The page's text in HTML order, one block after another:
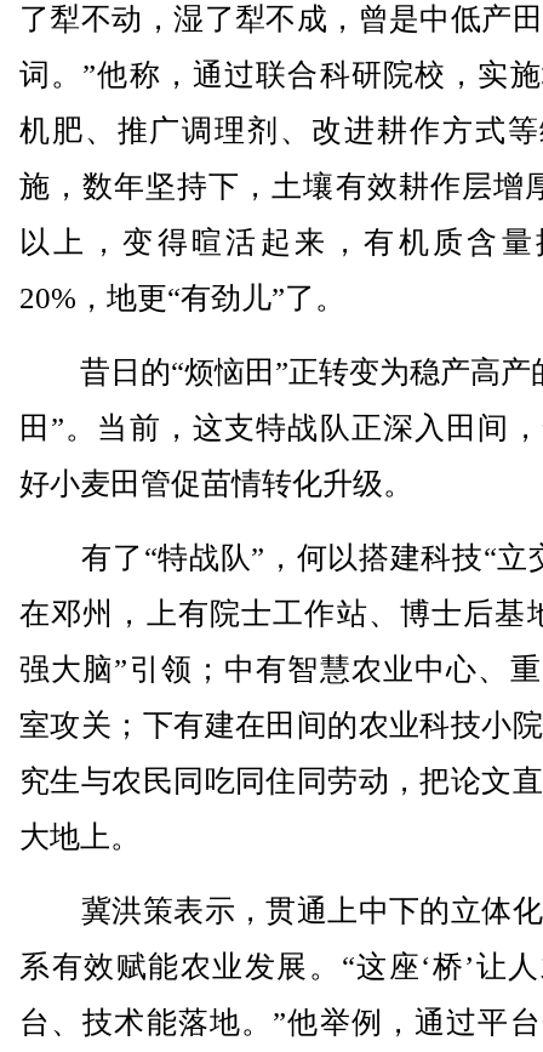
了犁不动，湿了犁不成，曾是中低产
词。”他称，通过联合科研院校，实
机肥、推广调理剂、改进耕作方式
施，数年坚持下，土壤有效耕作层增
以上，变得暄活起来，有机质含量
20%，地更“有劲儿”了。
昔日的“烦恼田”正转变为稳产高产
田”。当前，这支特战队正深入田间
好小麦田管促苗情转化升级。
有了“特战队”，何以搭建科技“立
在邓州，上有院士工作站、博士后基
强大脑”引领；中有智慧农业中心、
室攻关；下有建在田间的农业科技小
究生与农民同吃同住同劳动，把论文
大地上。
冀洪策表示，贯通上中下的立体
系有效赋能农业发展。“这座‘桥’让
台、技术能落地。”他举例，通过平